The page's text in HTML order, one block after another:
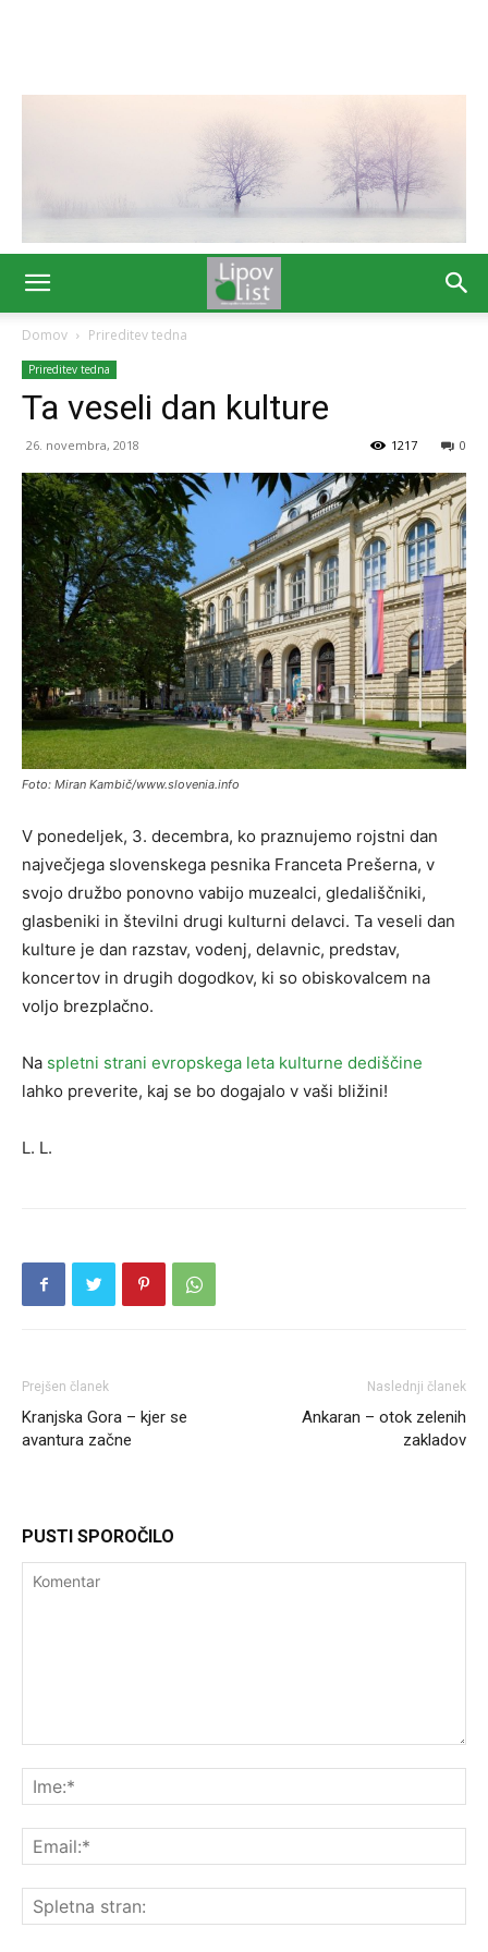
Domov Prireditev tedna
Prireditev tedna
Ta veseli dan kulture
26. novembra, 2018 0
1217
Foto: Miran Kambič/www.slovenia.info
V ponedeljek, 3. decembra, ko praznujemo rojstni dan
največjega slovenskega pesnika Franceta Prešerna, v
svojo družbo ponovno vabijo muzealci, gledališčniki,
glasbeniki in številni drugi kulturni delavci. Ta veseli dan
kulture je dan razstav, vodenj, delavnic, predstav,
koncertov in drugih dogodkov, ki so obiskovalcem na
voljo brezplačno.
Na spletni strani evropskega leta kulturne dediščine
lahko preverite, kaj se bo dogajalo v vaši bližini!
L. L.
Prejšen članek
Kranjska Gora – kjer se
avantura začne
Naslednji članek
Ankaran – otok zelenih
zakladov
PUSTI SPOROČILO